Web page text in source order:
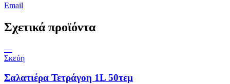
Email
Σχετικά προϊόντα
—
Σκεύη
Σαλατιέρα Τετράγοη 1L 50τεμ